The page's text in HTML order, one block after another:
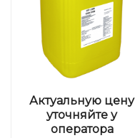
Актуальную цену
уточняйте у
оператора